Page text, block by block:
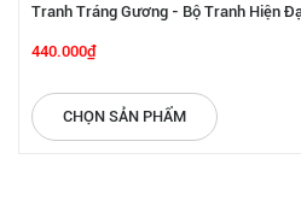
Tranh Tráng Gương - Bộ Tranh Hiện
440.000₫
CHỌN SẢN PHẨM